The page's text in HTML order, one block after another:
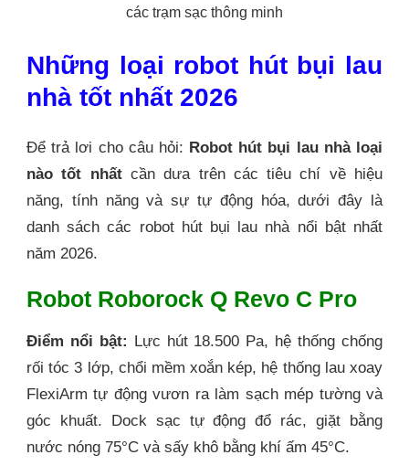
các trạm sạc thông minh
Những loại robot hút bụi lau
nhà tốt nhất 2026
Để trả lơi cho câu hỏi: Robot hút bụi lau nhà loại
nào tốt nhấtcần dưa trên các tiêu chí về hiệu
năng, tính năng và sự tự động hóa, dưới đây là
danh sách các robot hút bụi lau nhà nổi bật nhất
năm 2026.
Robot Roborock Q Revo C Pro
Điểm nổi bật: Lực hút 18.500 Pa, hệ thống chống
rối tóc 3 lớp, chổi mềm xoắn kép, hệ thống lau xoay
FlexiArm tự động vươn ra làm sạch mép tường và
góc khuất. Dock sạc tự động đổ rác, giặt bằng
nước nóng 75°C và sấy khô bằng khí ấm 45°C.